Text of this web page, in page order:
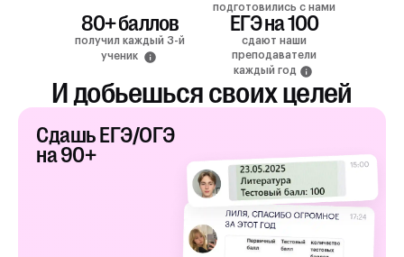
подготовились с нами
80+ баллов
получил каждый 3-й
ученик
ЕГЭ на 100
сдают наши
преподаватели
каждый год
И добьешься своих целей
Сдашь ЕГЭ/ОГЭ
на 90+